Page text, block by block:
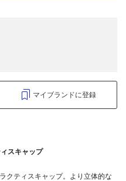
マイブランドに登録
スキャップ
クティスキャップ。より立体的な